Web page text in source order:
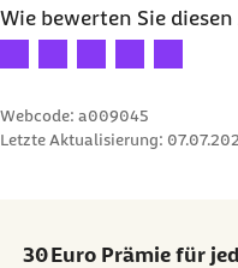
Wie bewerten Sie
Ihre Bewertung: 1 Stern
Ihre Bewertung: 2 Sterne
Ihre Bewertung: 3
Ihre Ihre
Webcode: a009045
Letzte Aktualisierung:
30 Euro Prämie für